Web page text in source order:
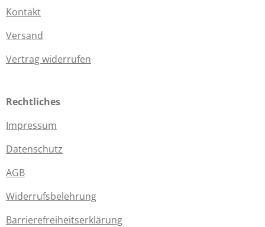
Kontakt
Versand
Vertrag widerrufen
Rechtliches
Impressum
Datenschutz
AGB
Widerrufsbelehrung
Barrierefreiheitserklärung